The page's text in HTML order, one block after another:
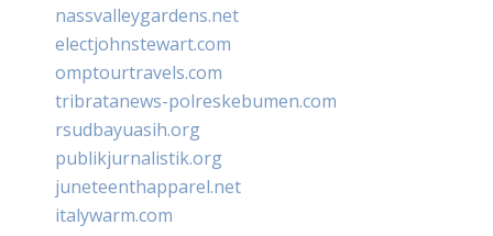
nassvalleygardens.net
electjohnstewart.com
omptourtravels.com
tribratanews-polreskebumen.com
rsudbayuasih.org
publikjurnalistik.org
juneteenthapparel.net
italywarm.com